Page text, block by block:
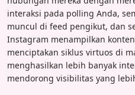
interaksi pada polling Anda,
muncul di feed pengikut, dan
Instagram menampilkan
menciptakan siklus virtuos di
menghasilkan lebih banyak
mendorong visibilitas yang